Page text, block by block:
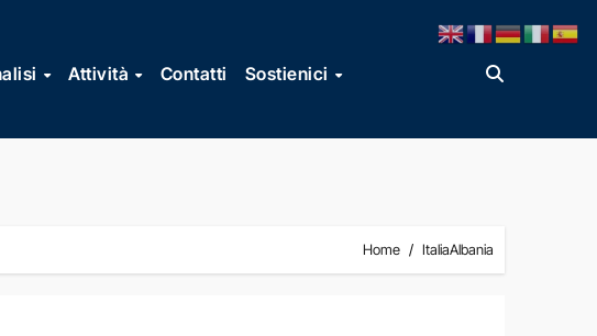
Attività Contatti Sostienici
Home ItaliaAlbania